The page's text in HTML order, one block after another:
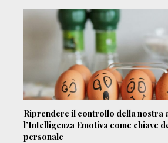
Riprendere il controllo della nostra
l’Intelligenza Emotiva come chiave
personale